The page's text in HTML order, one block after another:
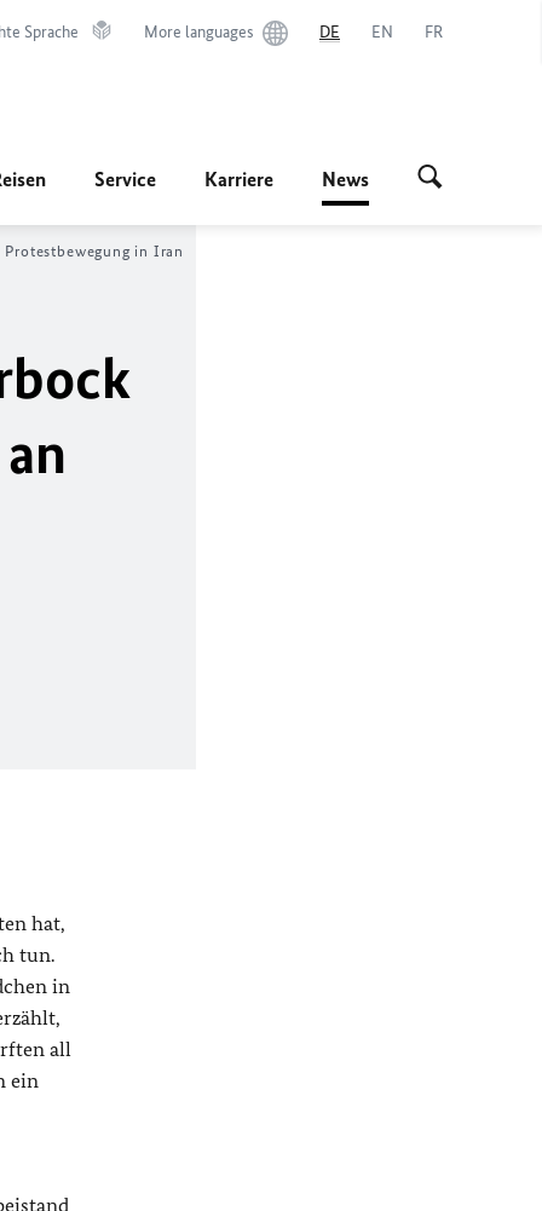
Sprache More languages DE EN FR
Service Karriere News
in Iran
hat,
tun.
in
all
ein